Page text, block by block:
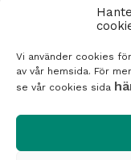
Vi använder cookies
av vår hemsida. För
se vår cookies sida